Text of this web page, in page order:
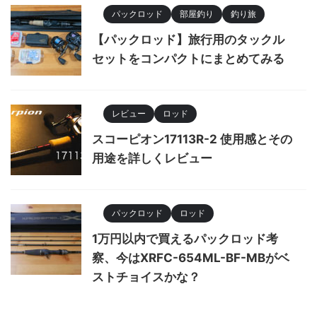
パックロッド 部屋釣り 釣り旅
【パックロッド】旅行用のタックル
セットをコンパクトにまとめてみる
レビュー ロッド
スコーピオン17113R-2 使用感とその
用途を詳しくレビュー
パックロッド ロッド
1万円以内で買えるパックロッド考
察、今はXRFC-654ML-BF-MBがベ
ストチョイスかな？